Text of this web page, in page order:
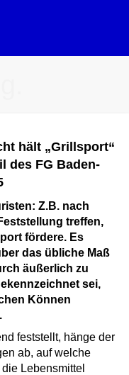
hält „Grillsport“
des FG Baden-
Z.B. nach
treffen,
fördere. Es
das übliche Maß
äußerlich zu
sei,
Können
feststellt, hänge der
ab, auf welche
Lebensmittel